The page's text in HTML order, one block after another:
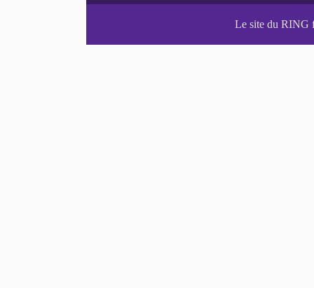
Le site du RING